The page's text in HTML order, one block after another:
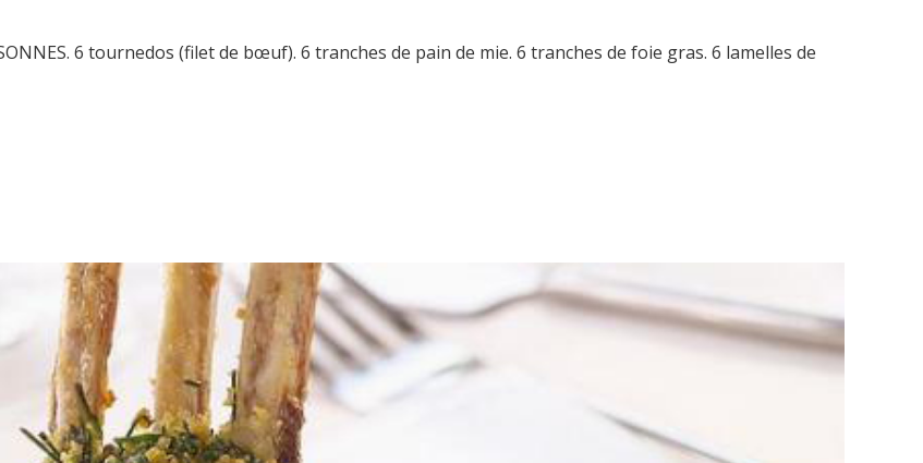
6 tournedos (filet de bœuf). 6 tranches de pain de mie. 6 tranches de foie gras. 6 lamelles de